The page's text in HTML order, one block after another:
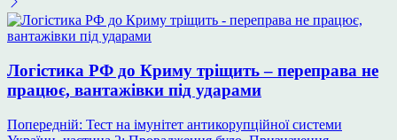
Логістика РФ до Криму тріщить – переправа не
працює, вантажівки під ударами
Навігація
Попередній: Тест на імунітет антикорупційної системи